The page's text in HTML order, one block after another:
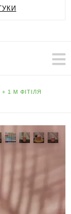
1 М ФІТІЛЯ